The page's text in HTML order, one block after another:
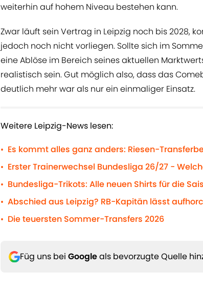
weiterhin auf hohem Niveau bestehen kann.
Zwar läuft sein Vertrag in Leipzig noch bis 2028,
jedoch noch nicht vorliegen. Sollte sich im
eine Ablöse im Bereich seines aktuellen
realistisch sein. Gut möglich also, dass das
deutlich mehr war als nur ein einmaliger Einsatz.
Weitere Leipzig-News lesen:
• Es kommt alles ganz anders: Riesen-
• Erster Trainerwechsel Bundesliga 26/27 -
• Bundesliga-Trikots: Alle neuen Shirts für die
• Abschied aus Leipzig? RB-Kapitän lässt
• Die teuersten Sommer-Transfers 2026
Füg uns bei Googleals bevorzugte Quelle